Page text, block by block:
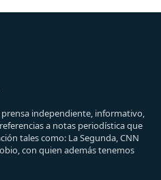
prensa independiente, informativo,
a notas periodística que
tales como: La Segunda, CNN
con quien además tenemos